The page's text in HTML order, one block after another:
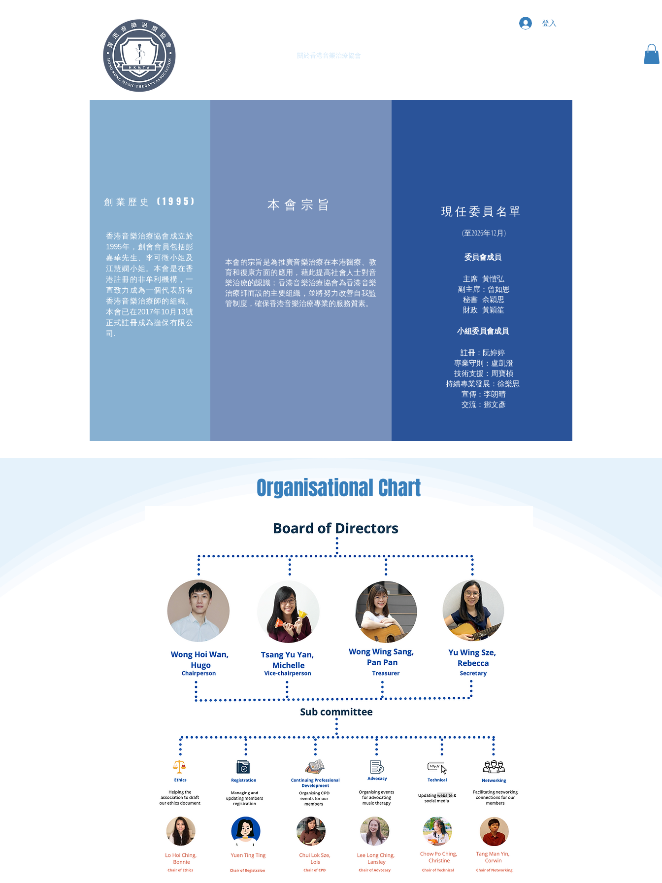
登入
關於香港音樂治療協會
創業歷史 (1995)
香港音樂治療協會成立於
1995年，創會會員包括彭
嘉華先生、李可徵小姐及
江慧嫻小姐。本會是在香
港註冊的非牟利機構，一
直致力成為一個代表所有
香港音樂治療師的組織。
本會已在2017年10月13號
正式註冊成為擔保有限公
司.
本會宗旨
本會的宗旨是為推廣音樂治療在本港醫療、教
育和復康方面的應用，藉此提高社會人士對音
樂治療的認識；香港音樂治療協會為香港音樂
治療師而設的主要組織，並將努力改善自我監
管制度，確保香港音樂治療專業的服務質素。
(至2026年12月)
委員會成員
主席 : 黃愷弘
副主席：曾如恩
秘書 : 余穎思
財政 : 黃穎笙
小組委員會成員
註冊：阮婷婷
專業守則：盧凱澄
技術支援：周寶楨
持續專業發展：徐樂思
宣傳：李朗晴
交流：鄧文彥
現任委員名單
Organisational Chart